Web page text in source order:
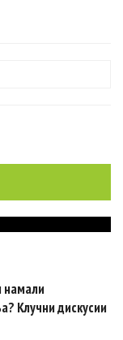
намали
Клучни дискусии